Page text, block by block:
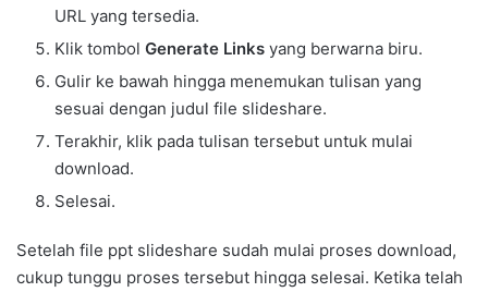
URL yang tersedia.
Klik tombol Generate Links yang berwarna biru.
Gulir ke bawah hingga menemukan tulisan yang
sesuai dengan judul file slideshare.
Terakhir, klik pada tulisan tersebut untuk mulai
download.
Selesai.
Setelah file ppt slideshare sudah mulai proses download,
cukup tunggu proses tersebut hingga selesai. Ketika telah